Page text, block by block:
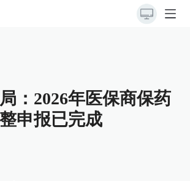
：2026年医保商保药
申报已完成